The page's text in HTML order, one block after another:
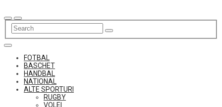
to
content
FOTBAL
BASCHET
HANDBAL
NATIONAL
ALTE SPORTURI
RUGBY
VOLEI